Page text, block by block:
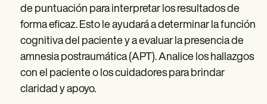
de puntuación para interpretar los resultados de
forma eficaz. Esto le ayudará a determinar la función
cognitiva del paciente y a evaluar la presencia de
amnesia postraumática (APT). Analice los hallazgos
con el paciente o los cuidadores para brindar
claridad y apoyo.